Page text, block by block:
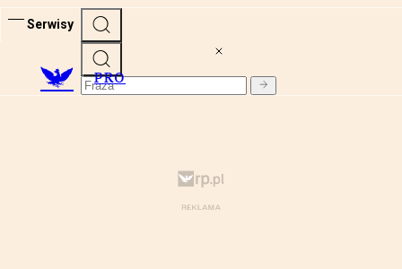
Serwisy
PRO